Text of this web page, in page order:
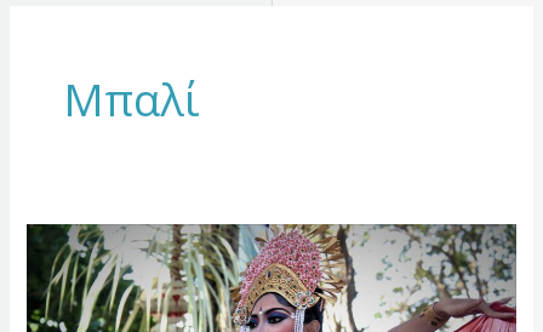
Μπαλί
ΜΠΑΛΙ
ΟΥΜΠΟΥΝΤ
|